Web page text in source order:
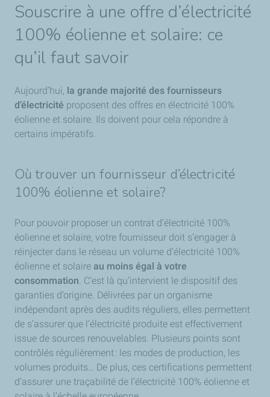
Souscrire à une offre d’électricité
100% éolienne et solaire: ce
qu’il faut savoir
Aujourd’hui, la grande majorité des fournisseurs
d’électricité proposent des offres en électricité 100%
éolienne et solaire. Ils doivent pour cela répondre à
certains impératifs.
Où trouver un fournisseur d’électricité
100% éolienne et solaire?
Pour pouvoir proposer un contrat d’électricité 100%
éolienne et solaire, votre fournisseur doit s’engager à
réinjecter dans le réseau un volume d’électricité 100%
éolienne et solaire au moins égal à votre
consommation. C’est là qu’intervient le dispositif des
garanties d’origine. Délivrées par un organisme
indépendant après des audits réguliers, elles permettent
de s’assurer que l’électricité produite est effectivement
issue de sources renouvelables. Plusieurs points sont
contrôlés régulièrement : les modes de production, les
volumes produits… De plus, ces certifications permettent
d’assurer une traçabilité de l’électricité 100% éolienne et